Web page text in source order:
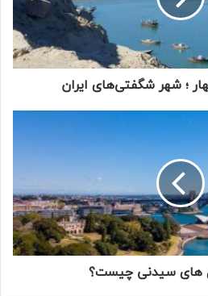
؛ شهر شگفتی‌های ایران
های سیدنی چیست؟